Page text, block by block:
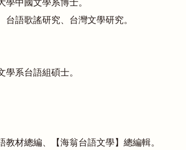
中國文學系博士。
語歌謠研究、台灣文學研究。
系台語組碩士。
材總編、【海翁台語文學】總編輯。